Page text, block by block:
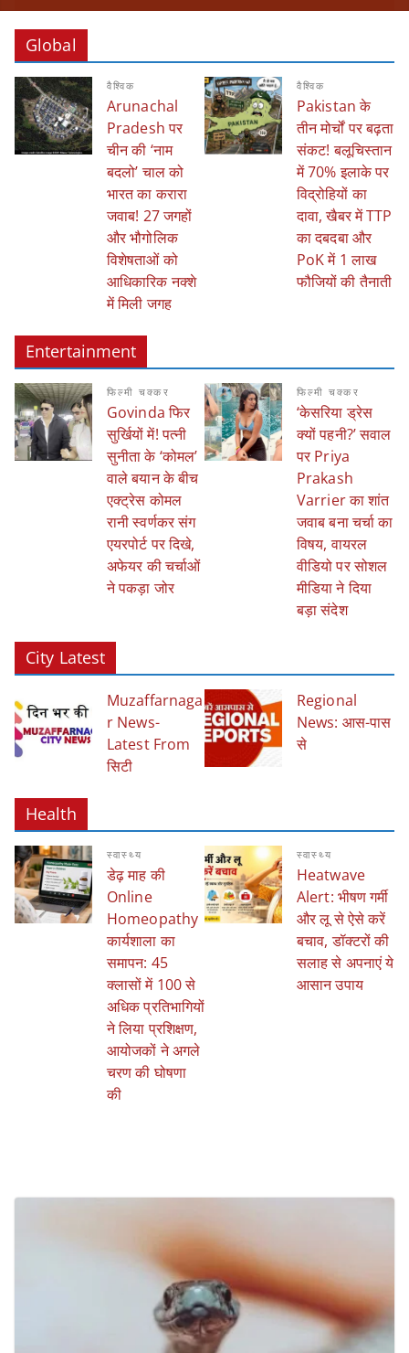
Global
वैश्विक
Arunachal
Pradesh पर
चीन की ‘नाम
बदलो’ चाल को
भारत का करारा
जवाब! 27 जगहों
और भौगोलिक
विशेषताओं को
आधिकारिक नक्शे
में मिली जगह
वैश्विक
Pakistan के
तीन मोर्चों पर बढ़ता
संकट! बलूचिस्तान
में 70% इलाके पर
विद्रोहियों का
दावा, खैबर में TTP
का दबदबा और
PoK में 1 लाख
फौजियों की तैनाती
Entertainment
फिल्मी चक्कर
Govinda फिर
सुर्खियों में! पत्नी
सुनीता के ‘कोमल’
वाले बयान के बीच
एक्ट्रेस कोमल
रानी स्वर्णकर संग
एयरपोर्ट पर दिखे,
अफेयर की चर्चाओं
ने पकड़ा जोर
फिल्मी चक्कर
‘केसरिया ड्रेस
क्यों पहनी?’ सवाल
पर Priya
Prakash
Varrier का शांत
जवाब बना चर्चा का
विषय, वायरल
वीडियो पर सोशल
मीडिया ने दिया
बड़ा संदेश
City Latest
Muzaffarnaga
R News-
Latest From
सिटी
Regional
News: आस-पास
से
Health
स्वास्थ्य
डेढ़ माह की
Online
Homeopathy
कार्यशाला का
समापन: 45
क्लासों में 100 से
अधिक प्रतिभागियों
ने लिया प्रशिक्षण,
आयोजकों ने अगले
चरण की घोषणा
की
स्वास्थ्य
Heatwave
Alert: भीषण गर्मी
और लू से ऐसे करें
बचाव, डॉक्टरों की
सलाह से अपनाएं ये
आसान उपाय